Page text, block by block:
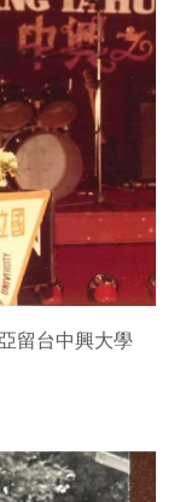
留台中興大學